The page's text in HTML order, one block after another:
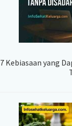
7 Kebiasaan yang